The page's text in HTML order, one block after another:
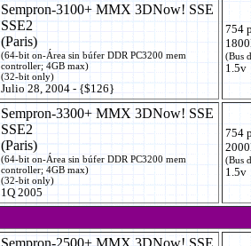
Sempron-3100+ MMX 3DNow! SSE
SSE2
(Paris)
(64-bit on-Área sin búfer DDR PC3200 mem
controller; 4GB max)
(32-bit only)
Julio 28, 2004 - {$126}
754
(Bus
1.5v
Sempron-3300+ MMX 3DNow! SSE
SSE2
(Paris)
(64-bit on-Área sin búfer DDR PC3200 mem
controller; 4GB max)
(32-bit only)
1Q 2005
754
(Bus
1.5v
Sempron-2500+ MMX 3DNow! SSE